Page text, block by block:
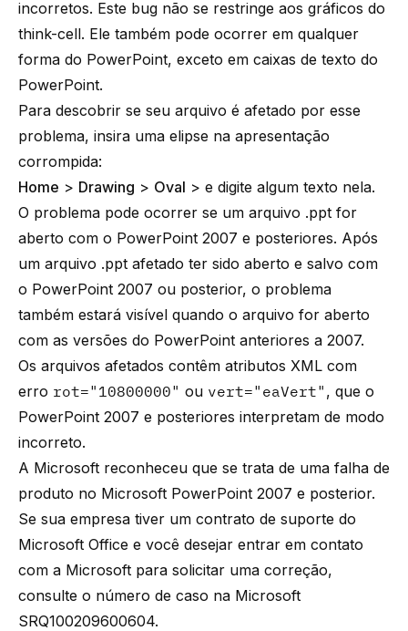
incorretos. Este bug não se restringe aos gráficos do
think-cell. Ele também pode ocorrer em qualquer
forma do PowerPoint, exceto em caixas de texto do
PowerPoint.
Para descobrir se seu arquivo é afetado por esse
problema, insira uma elipse na apresentação
corrompida:
Home > Drawing > Oval > e digite algum texto nela.
O problema pode ocorrer se um arquivo .ppt for
aberto com o PowerPoint 2007 e posteriores. Após
um arquivo .ppt afetado ter sido aberto e salvo com
o PowerPoint 2007 ou posterior, o problema
também estará visível quando o arquivo for aberto
com as versões do PowerPoint anteriores a 2007.
Os arquivos afetados contêm atributos XML com
erro rot="10800000" ou vert="eaVert" , que o
PowerPoint 2007 e posteriores interpretam de modo
incorreto.
A Microsoft reconheceu que se trata de uma falha de
produto no Microsoft PowerPoint 2007 e posterior.
Se sua empresa tiver um contrato de suporte do
Microsoft Office e você desejar entrar em contato
com a Microsoft para solicitar uma correção,
consulte o número de caso na Microsoft
SRQ100209600604.